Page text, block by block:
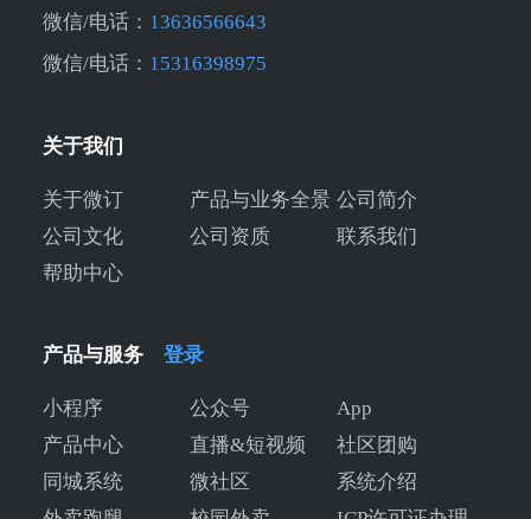
微信/电话： 13636566643
微信/电话： 15316398975
关于我们
关于微订 产品与业务全景 公司简介
公司文化
公司资质
联系我们
帮助中心
产品与服务 登录
小程序 公众号
App
产品中心
直播&短视频
社区团购
同城系统
微社区
系统介绍